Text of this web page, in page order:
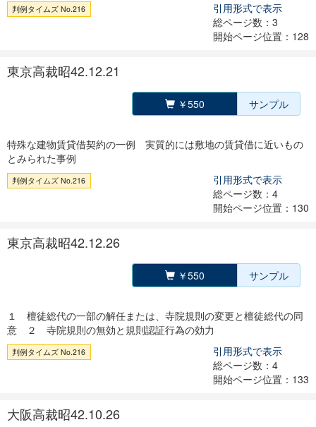
判例タイムズ No.216
引用形式で表示
総ページ数：3
開始ページ位置：128
東京高裁昭42.12.21
￥550 サンプル
特殊な建物賃貸借契約の一例 実質的には敷地の賃貸借に近いもの
とみられた事例
判例タイムズ No.216
引用形式で表示
総ページ数：4
開始ページ位置：130
東京高裁昭42.12.26
￥550 サンプル
１ 檀徒総代の一部の解任または、寺院規則の変更と檀徒総代の同
意 ２ 寺院規則の無効と規則認証行為の効力
判例タイムズ No.216
引用形式で表示
総ページ数：4
開始ページ位置：133
大阪高裁昭42.10.26